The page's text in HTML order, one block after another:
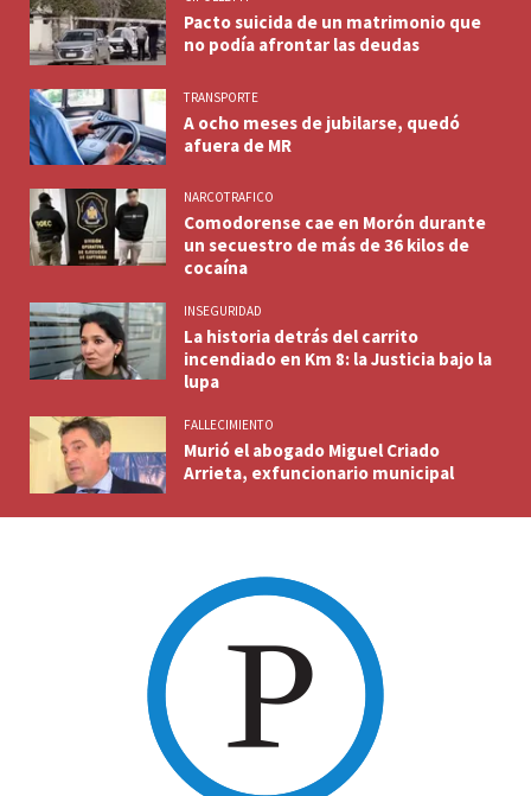
Pacto suicida de un matrimonio que
no podía afrontar las deudas
TRANSPORTE
A ocho meses de jubilarse, quedó
afuera de MR
NARCOTRAFICO
Comodorense cae en Morón durante
un secuestro de más de 36 kilos de
cocaína
INSEGURIDAD
La historia detrás del carrito
incendiado en Km 8: la Justicia bajo la
lupa
FALLECIMIENTO
Murió el abogado Miguel Criado
Arrieta, exfuncionario municipal